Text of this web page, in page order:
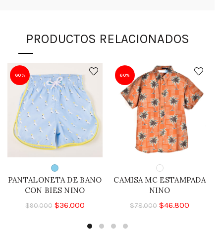
PRODUCTOS RELACIONADOS
60%
PANTALONETA DE BANO
CON BIES NINO
$90.000 $36.000
60%
CAMISA MC ESTAMPADA
NINO
$78.000 $46.800